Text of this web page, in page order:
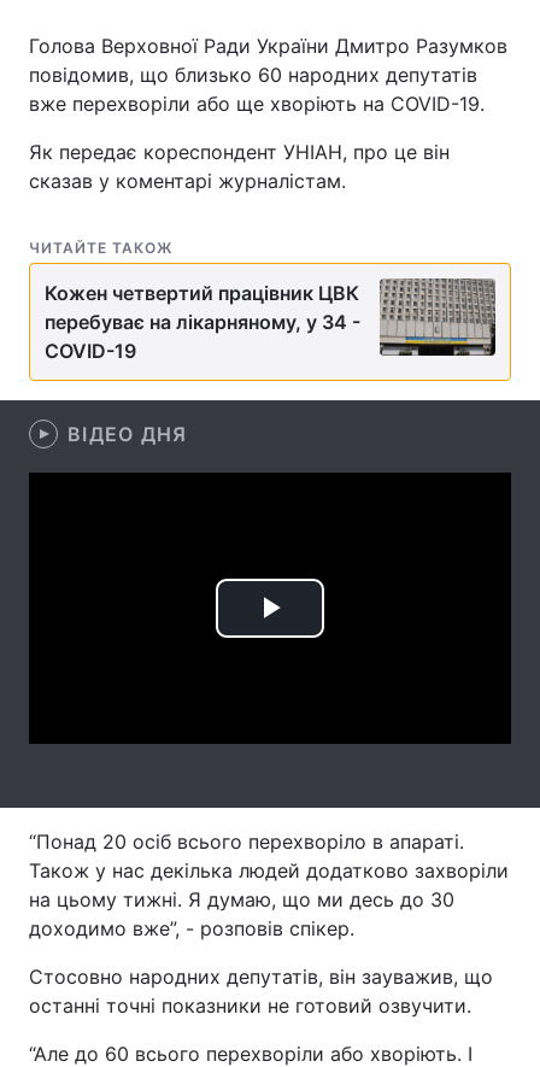
Україна Політика
Спорт Наука
Зброя Інциденти
Здоров'я Туризм
Екологія
Голова Верховної Ради України Дмитро Разумков
повідомив, що близько 60 народних депутатів
вже перехворіли або ще хворіють на COVID-19.
Як передає кореспондент УНІАН, про це він
сказав у коментарі журналістам.
ЧИТАЙТЕ ТАКОЖ
Кожен четвертий працівник ЦВК
перебуває на лікарняному, у 34 -
COVID-19
ВІДЕО ДНЯ
Play
“Понад 20 осіб всього перехворіло в апараті.
Також у нас декілька людей додатково захворіли
на цьому тижні. Я думаю, що ми десь до 30
доходимо вже”, - розповів спікер.
Стосовно народних депутатів, він зауважив, що
останні точні показники не готовий озвучити.
“Але до 60 всього перехворіли або хворіють. І